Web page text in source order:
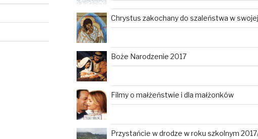
Chrystus zakochany do szaleństwa w
Boże Narodzenie 2017
Filmy o małżeństwie i dla małżonków
Przystańcie w drodze w roku szkolnym